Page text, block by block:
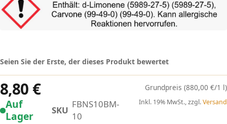
Auf
Lager
SKU
FBNS10BM-
10
Seien Sie der Erste, der dieses Produkt bewertet
8,80 € (880,00 €/1 l)
Inkl. 19% MwSt., zzgl.Versand